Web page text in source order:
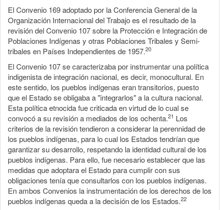
El Convenio 169 adoptado por la Conferencia General de la
Organización Internacional del Trabajo es el resultado de la
revisión del Convenio 107 sobre la Protección e Integración de
Poblaciones Indígenas y otras Poblaciones Tribales y Semi-
tribales en Países Independientes de 1957.20
El Convenio 107 se caracterizaba por instrumentar una política
indigenista de integración nacional, es decir, monocultural. En
este sentido, los pueblos indígenas eran transitorios, puesto
que el Estado se obligaba a "integrarlos" a la cultura nacional.
Esta política etnocida fue criticada en virtud de lo cual se
convocó a su revisión a mediados de los ochenta.21 Los
criterios de la revisión tendieron a considerar la perennidad de
los pueblos indígenas, para lo cual los Estados tendrían que
garantizar su desarrollo, respetando la identidad cultural de los
pueblos indígenas. Para ello, fue necesario establecer que las
medidas que adoptara el Estado para cumplir con sus
obligaciones tenía que consultarlos con los pueblos indígenas.
En ambos Convenios la instrumentación de los derechos de los
pueblos indígenas queda a la decisión de los Estados.22